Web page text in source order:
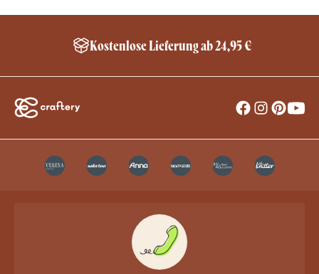
Kostenlose Lieferung ab 24,95 €